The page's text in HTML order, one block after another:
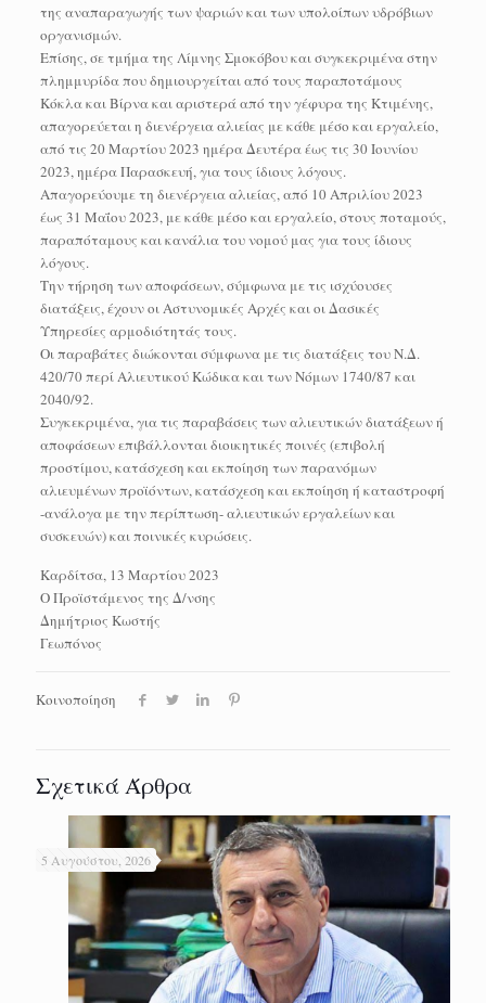
της αναπαραγωγής των ψαριών και των υπολοίπων υδρόβιων
οργανισμών.
Επίσης, σε τμήμα της Λίμνης Σμοκόβου και συγκεκριμένα στην
πλημμυρίδα που δημιουργείται από τους παραποτάμους
Κόκλα και Βίρνα και αριστερά από την γέφυρα της Κτιμένης,
απαγορεύεται η διενέργεια αλιείας με κάθε μέσο και εργαλείο,
από τις 20 Μαρτίου 2023 ημέρα Δευτέρα έως τις 30 Ιουνίου
2023, ημέρα Παρασκευή, για τους ίδιους λόγους.
Απαγορεύουμε τη διενέργεια αλιείας, από 10 Απριλίου 2023
έως 31 Μαΐου 2023, με κάθε μέσο και εργαλείο, στους ποταμούς,
παραπόταμους και κανάλια του νομού μας για τους ίδιους
λόγους.
Την τήρηση των αποφάσεων, σύμφωνα με τις ισχύουσες
διατάξεις, έχουν οι Αστυνομικές Αρχές και οι Δασικές
Υπηρεσίες αρμοδιότητάς τoυς.
Οι παραβάτες διώκονται σύμφωνα με τις διατάξεις του Ν.Δ.
420/70 περί Aλιευτικού Kώδικα και των Νόμων 1740/87 και
2040/92.
Συγκεκριμένα, για τις παραβάσεις των αλιευτικών διατάξεων ή
αποφάσεων επιβάλλονται διοικητικές ποινές (επιβολή
προστίμου, κατάσχεση και εκποίηση των παρανόμων
αλιευμένων προϊόντων, κατάσχεση και εκποίηση ή καταστροφή
-ανάλογα με την περίπτωση- αλιευτικών εργαλείων και
συσκευών) και ποινικές κυρώσεις.
Καρδίτσα, 13 Μαρτίου 2023
Ο Προϊστάμενος της Δ/νσης
Δημήτριος Κωστής
Γεωπόνος
Κοινοποίηση
Σχετικά Άρθρα
5 Αυγούστου, 2026